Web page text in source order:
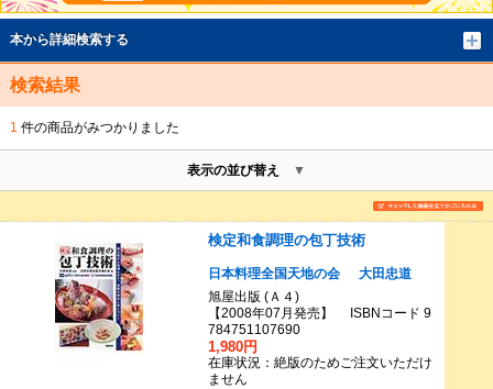
本から詳細検索する
検索結果
1 件の商品がみつかりました
表示の並び替え
検定和食調理の包丁技術
日本料理全国天地の会
大田忠道
旭屋出版 (Ａ４)
【2008年07月発売】 ISBNコード 9
784751107690
1,980円
在庫状況：絶版のためご注文いただけ
ません